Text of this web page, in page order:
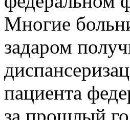
Многие
задаром
пациента